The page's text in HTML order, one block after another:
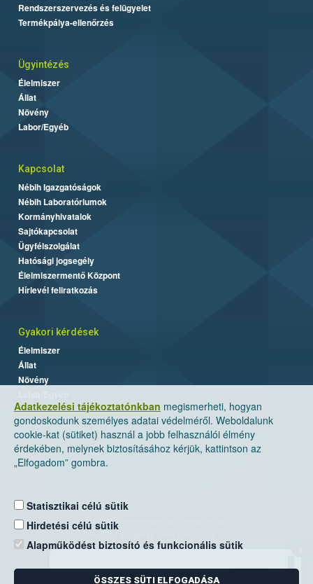
Adatkezelési tájékoztatónkban megismerheti, hogyan
gondoskodunk személyes adatai védelméről. Weboldalunk
cookie-kat (sütiket) használ a jobb felhasználói élmény
érdekében, melynek biztosításához kérjük, kattintson az
„Elfogadom” gombra.
Statisztikai célú sütik
Hirdetési célú sütik
Alapműködést biztosító és funkcionális sütik
ÖSSZES SÜTI ELFOGADÁSA
Rendszerszervezés és felügyelet
Termékpálya-ellenőrzés
Ügyintézés
Élelmiszer
Állat
Növény
Labor/Egyéb
Kapcsolat
Nébih Igazgatóságok
Nébih Laboratóriumok
Kormányhivatalok
Sajtókapcsolat
Ügyfélszolgálat
Hatósági jogsegély
Élelmiszermentő Központ
Hírlevél feliratkozás
Gyakori kérdések
Élelmiszer
Állat
Növény
Nemzeti Élelmiszerlánc-biztonsági Hivatal
Levelezési cím: 1525 Budapest. Pf. 30.